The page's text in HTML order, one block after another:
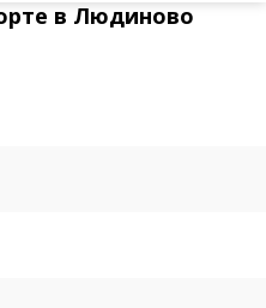
в Людиново